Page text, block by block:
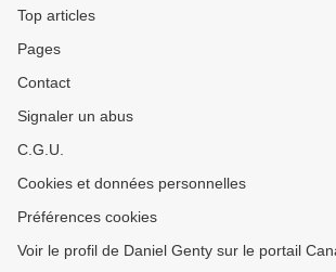
Top articles
Pages
Contact
Signaler un abus
C.G.U.
Cookies et données personnelles
Préférences cookies
Voir le profil de Daniel Genty sur le portail